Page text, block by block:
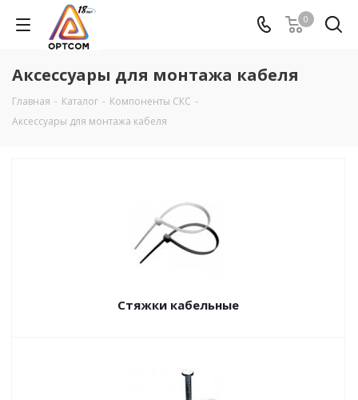
0
Аксеcсуары для монтажа кабеля
Главная - Каталог - Компоненты СКС -
Аксеcсуары для монтажа кабеля
Стяжки кабельные